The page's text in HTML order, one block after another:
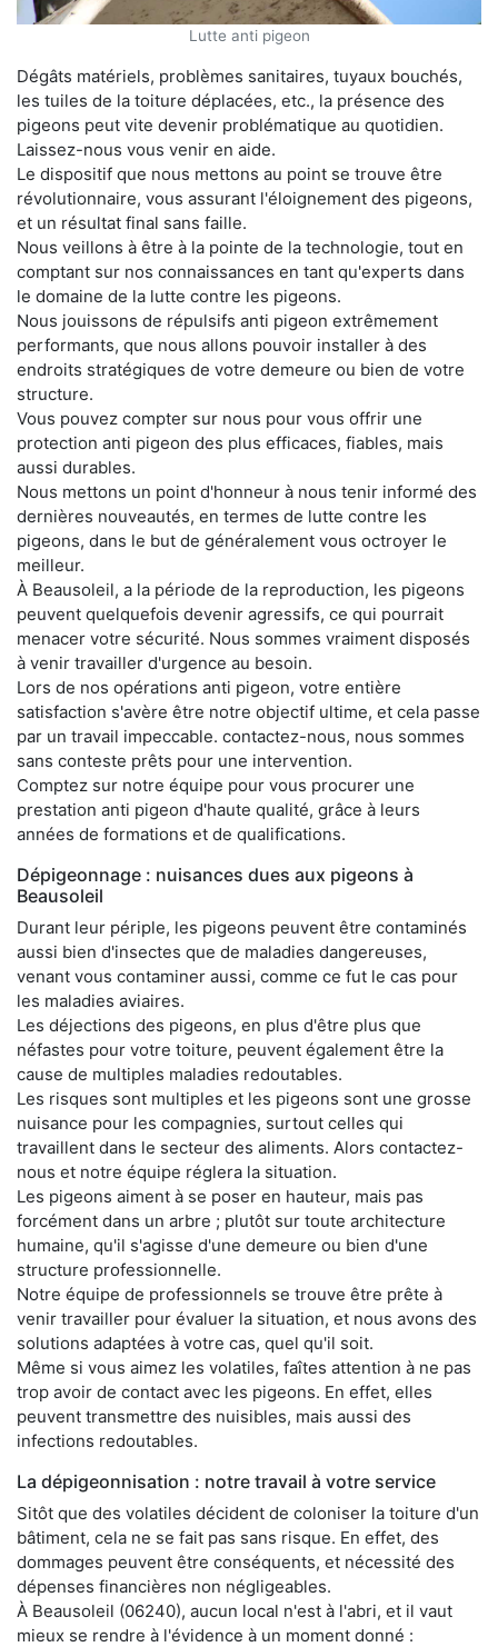
Lutte anti pigeon
Dégâts matériels, problèmes sanitaires, tuyaux bouchés,
les tuiles de la toiture déplacées, etc., la présence des
pigeons peut vite devenir problématique au quotidien.
Laissez-nous vous venir en aide.
Le dispositif que nous mettons au point se trouve être
révolutionnaire, vous assurant l'éloignement des pigeons,
et un résultat final sans faille.
Nous veillons à être à la pointe de la technologie, tout en
comptant sur nos connaissances en tant qu'experts dans
le domaine de la lutte contre les pigeons.
Nous jouissons de répulsifs anti pigeon extrêmement
performants, que nous allons pouvoir installer à des
endroits stratégiques de votre demeure ou bien de votre
structure.
Vous pouvez compter sur nous pour vous offrir une
protection anti pigeon des plus efficaces, fiables, mais
aussi durables.
Nous mettons un point d'honneur à nous tenir informé des
dernières nouveautés, en termes de lutte contre les
pigeons, dans le but de généralement vous octroyer le
meilleur.
À Beausoleil, a la période de la reproduction, les pigeons
peuvent quelquefois devenir agressifs, ce qui pourrait
menacer votre sécurité. Nous sommes vraiment disposés
à venir travailler d'urgence au besoin.
Lors de nos opérations anti pigeon, votre entière
satisfaction s'avère être notre objectif ultime, et cela passe
par un travail impeccable. contactez-nous, nous sommes
sans conteste prêts pour une intervention.
Comptez sur notre équipe pour vous procurer une
prestation anti pigeon d'haute qualité, grâce à leurs
années de formations et de qualifications.
Dépigeonnage : nuisances dues aux pigeons à
Beausoleil
Durant leur périple, les pigeons peuvent être contaminés
aussi bien d'insectes que de maladies dangereuses,
venant vous contaminer aussi, comme ce fut le cas pour
les maladies aviaires.
Les déjections des pigeons, en plus d'être plus que
néfastes pour votre toiture, peuvent également être la
cause de multiples maladies redoutables.
Les risques sont multiples et les pigeons sont une grosse
nuisance pour les compagnies, surtout celles qui
travaillent dans le secteur des aliments. Alors contactez-
nous et notre équipe réglera la situation.
Les pigeons aiment à se poser en hauteur, mais pas
forcément dans un arbre ; plutôt sur toute architecture
humaine, qu'il s'agisse d'une demeure ou bien d'une
structure professionnelle.
Notre équipe de professionnels se trouve être prête à
venir travailler pour évaluer la situation, et nous avons des
solutions adaptées à votre cas, quel qu'il soit.
Même si vous aimez les volatiles, faîtes attention à ne pas
trop avoir de contact avec les pigeons. En effet, elles
peuvent transmettre des nuisibles, mais aussi des
infections redoutables.
La dépigeonnisation : notre travail à votre service
Sitôt que des volatiles décident de coloniser la toiture d'un
bâtiment, cela ne se fait pas sans risque. En effet, des
dommages peuvent être conséquents, et nécessité des
dépenses financières non négligeables.
À Beausoleil (06240), aucun local n'est à l'abri, et il vaut
mieux se rendre à l'évidence à un moment donné :